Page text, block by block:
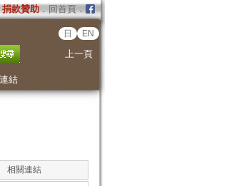
捐款贊助．回首頁．
日 EN
上一頁
結
相關連結